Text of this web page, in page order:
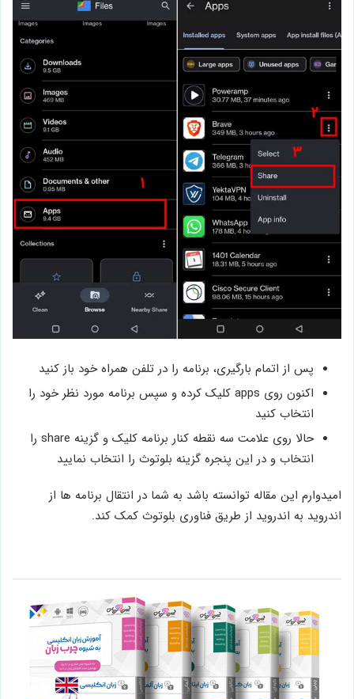
پس از اتمام بارگیری، برنامه را در تلفن همراه خود باز کنید
اکنون روی apps کلیک کرده و سپس برنامه مورد نظر خود را
انتخاب کنید
حالا روی علامت سه نقطه کنار برنامه کلیک و گزینه share را
انتخاب و در این پنجره گزینه بلوتوث را انتخاب نمایید
امیدوارم این مقاله توانسته باشد به شما در انتقال برنامه ها از
اندروید به اندروید از طریق فناوری بلوتوث کمک کند.